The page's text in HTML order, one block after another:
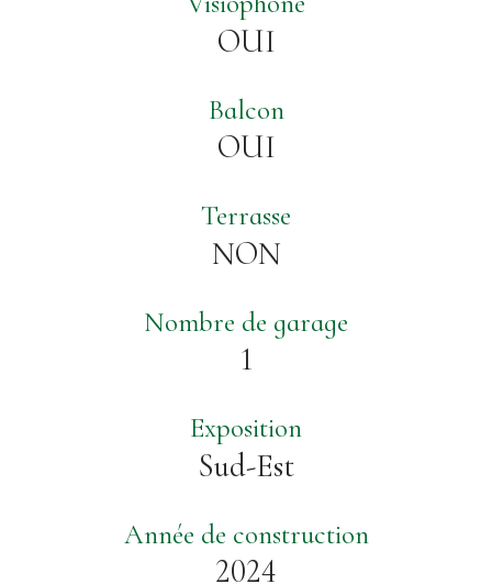
OUI
Balcon
OUI
Terrasse
NON
Nombre de garage
1
Exposition
Sud-Est
Année de construction
2024